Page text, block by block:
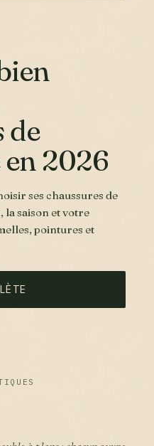
de
2026
saison et votre
pointures et